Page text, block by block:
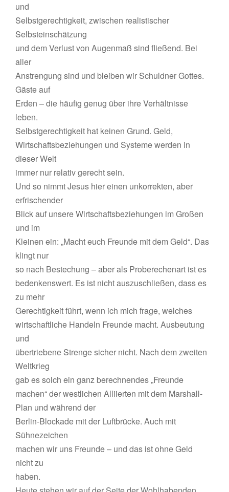
und
Selbstgerechtigkeit, zwischen realistischer
Selbsteinschätzung
und dem Verlust von Augenmaß sind fließend. Bei
aller
Anstrengung sind und bleiben wir Schuldner Gottes.
Gäste auf
Erden – die häufig genug über ihre Verhältnisse
leben.
Selbstgerechtigkeit hat keinen Grund. Geld,
Wirtschaftsbeziehungen und Systeme werden in
dieser Welt
immer nur relativ gerecht sein.
Und so nimmt Jesus hier einen unkorrekten, aber
erfrischender
Blick auf unsere Wirtschaftsbeziehungen im Großen
und im
Kleinen ein: „Macht euch Freunde mit dem Geld“. Das
klingt nur
so nach Bestechung – aber als Proberechenart ist es
bedenkenswert. Es ist nicht auszuschließen, dass es
zu mehr
Gerechtigkeit führt, wenn ich mich frage, welches
wirtschaftliche Handeln Freunde macht. Ausbeutung
und
übertriebene Strenge sicher nicht. Nach dem zweiten
Weltkrieg
gab es solch ein ganz berechnendes „Freunde
machen“ der westlichen Alliierten mit dem Marshall-
Plan und während der
Berlin-Blockade mit der Luftbrücke. Auch mit
Sühnezeichen
machen wir uns Freunde – und das ist ohne Geld
nicht zu
haben.